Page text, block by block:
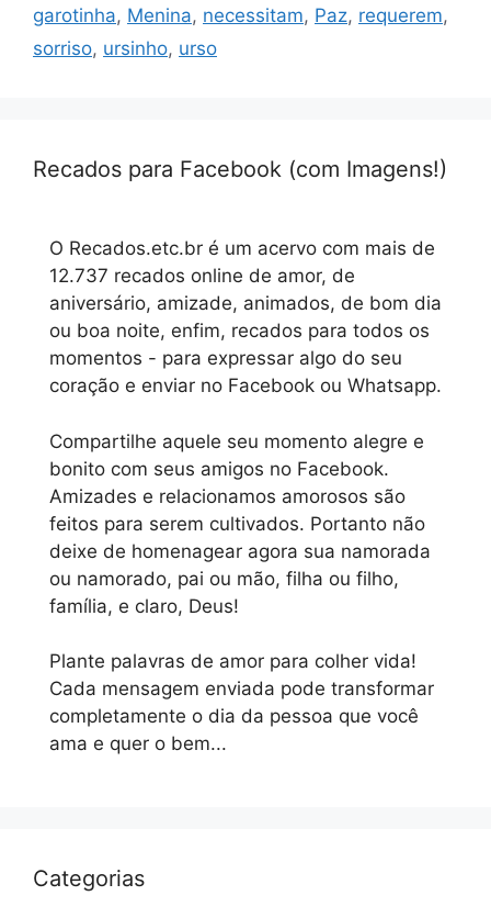
garotinha, Menina, necessitam, Paz, requerem,
sorriso, ursinho, urso
Recados para Facebook (com Imagens!)
O Recados.etc.br é um acervo com mais de
12.737 recados online de amor, de
aniversário, amizade, animados, de bom dia
ou boa noite, enfim, recados para todos os
momentos - para expressar algo do seu
coração e enviar no Facebook ou Whatsapp.
Compartilhe aquele seu momento alegre e
bonito com seus amigos no Facebook.
Amizades e relacionamos amorosos são
feitos para serem cultivados. Portanto não
deixe de homenagear agora sua namorada
ou namorado, pai ou mão, filha ou filho,
família, e claro, Deus!
Plante palavras de amor para colher vida!
Cada mensagem enviada pode transformar
completamente o dia da pessoa que você
ama e quer o bem...
Categorias